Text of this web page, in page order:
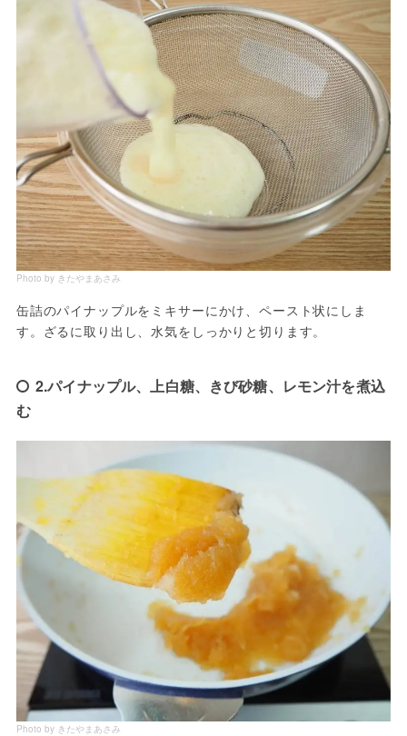
Photo by きたやまあさみ
缶詰のパイナップルをミキサーにかけ、ペースト状にしま
す。ざるに取り出し、水気をしっかりと切ります。
2.パイナップル、上白糖、きび砂糖、レモン汁を煮込
む
Photo by きたやまあさみ